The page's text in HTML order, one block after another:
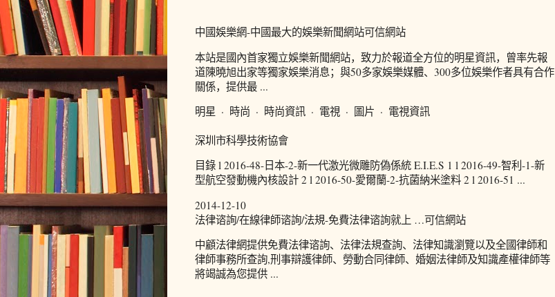
中國娛樂網-中國最大的娛樂新聞網站可信網站
本站是國內首家獨立娛樂新聞網站，致力於報道全方位的明星資訊，曾率先報
道陳曉旭出家等獨家娛樂消息；與50多家娛樂媒體、300多位娛樂作者具有合作
關係，提供最 ...
明星 · 時尚 · 時尚資訊 · 電視 · 圖片 · 電視資訊
深圳市科學技術協會
目錄 l 2016-48-日本-2-新一代激光微雕防偽係統 E.I.E.S 1 l 2016-49-智利-1-新
型航空發動機內核設計 2 l 2016-50-愛爾蘭-2-抗菌納米塗料 2 l 2016-51 ...
2014-12-10
法律谘詢/在線律師谘詢/法規-免費法律谘詢就上 …可信網站
中顧法律網提供免費法律谘詢、法律法規查詢、法律知識瀏覽以及全國律師和
律師事務所查詢,刑事辯護律師、勞動合同律師、婚姻法律師及知識產權律師等
將竭誠為您提供 ...